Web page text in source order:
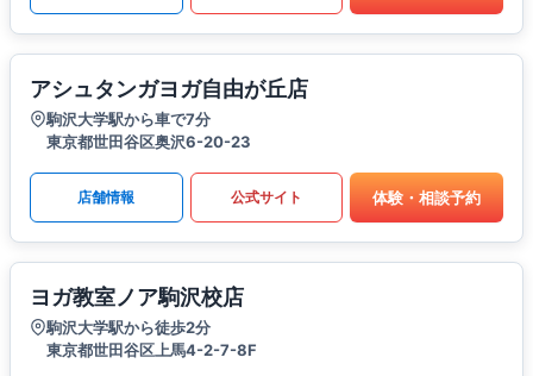
アシュタンガヨガ自由が丘店
駒沢大学駅から車で7分
東京都世田谷区奥沢6-20-23
店舗情報 公式サイト 体験・相談予約
ヨガ教室ノア駒沢校店
駒沢大学駅から徒歩2分
東京都世田谷区上馬4-2-7-8F